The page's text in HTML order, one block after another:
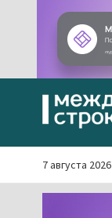
7 августа 2026